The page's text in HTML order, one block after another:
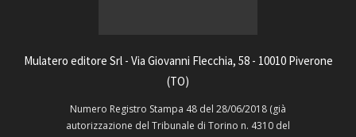
Mulatero editore Srl - Via Giovanni Flecchia, 58 - 10010 Piverone
(TO)
Numero Registro Stampa 48 del 28/06/2018 (già
autorizzazione del Tribunale di Torino n. 4310 del